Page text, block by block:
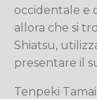
occidentale e
allora che si
Shiatsu,
presentare il
Tenpeki